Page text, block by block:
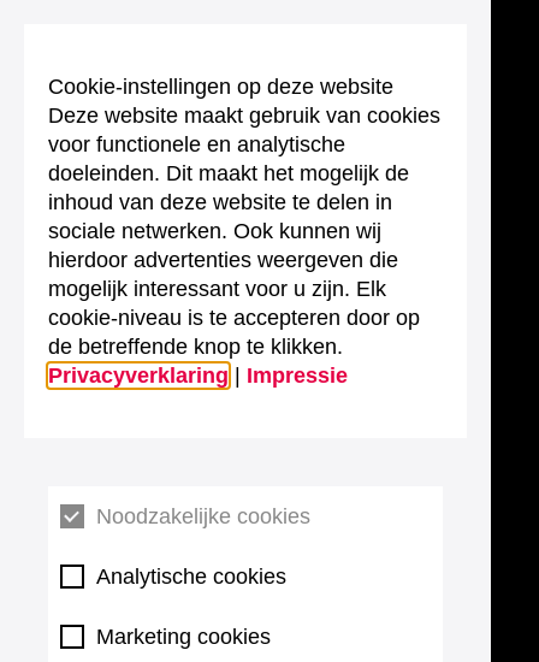
Cookie-instellingen op deze website
Deze website maakt gebruik van cookies
voor functionele en analytische
doeleinden. Dit maakt het mogelijk de
inhoud van deze website te delen in
sociale netwerken. Ook kunnen wij
hierdoor advertenties weergeven die
mogelijk interessant voor u zijn. Elk
cookie-niveau is te accepteren door op
de betreffende knop te klikken.
Privacyverklaring
Impressie
Noodzakelijke cookies
Analytische cookies
Marketing cookies